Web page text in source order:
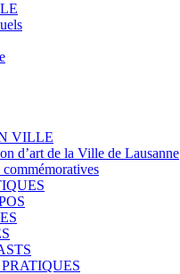
VILLE
d’art de la Ville de Lausanne
commémoratives